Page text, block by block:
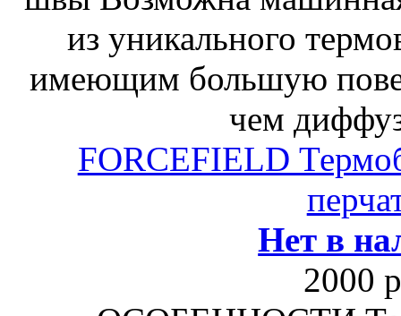
из уникального
имеющим большую
чем
FORCEFIELD
Нет в
2000